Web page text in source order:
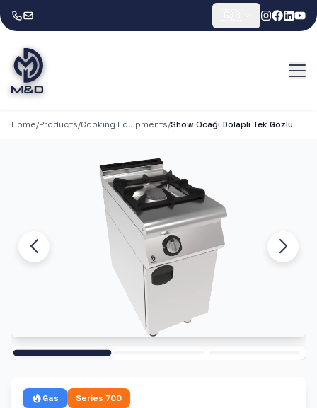
Home/Products/Cooking Equipments/Show Ocağı Dolaplı Tek Gözlü
Gas Series 700